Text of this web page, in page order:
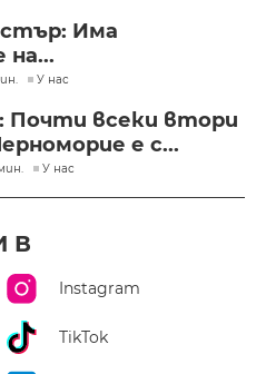
Има
на...
У нас
Почти всеки втори
е с...
У нас
В
Instagram
TikTok